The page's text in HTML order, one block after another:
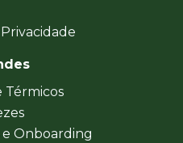
Térmicos
e Onboarding